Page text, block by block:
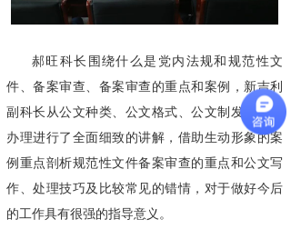
郝旺科长围绕什么是党内法规和规范性文
件、备案审查、备案审查的重点和案例，新吉利
副科长从公文种类、公文格式、公文制发、收文
办理进行了全面细致的讲解，借助生动形象的案
例重点剖析规范性文件备案审查的重点和公文写
作、处理技巧及比较常见的错情，对于做好今后
的工作具有很强的指导意义。